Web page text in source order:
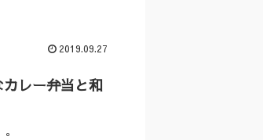
2019.09.27
カレー弁当と和